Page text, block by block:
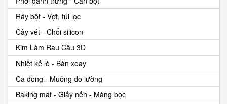
Rây bột - Vợt, túi lọc
Cây vét - Chổi silicon
Kim Làm Rau Câu 3D
Nhiệt kế lò - Bàn xoay
Ca đong - Muỗng đo lường
Baking mat - Giấy nến - Màng bọc